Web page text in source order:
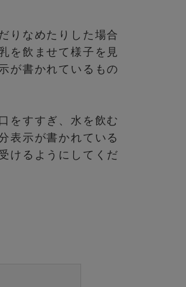
りなめたりした場合
を飲ませて様子を見
が書かれているもの
をすすぎ、水を飲む
表示が書かれている
けるようにしてくだ